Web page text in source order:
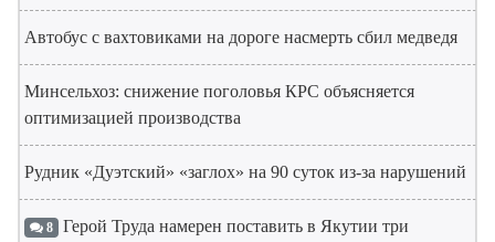
Автобус с вахтовиками на дороге насмерть сбил медведя
Минсельхоз: снижение поголовья КРС объясняется
оптимизацией производства
Рудник «Дуэтский» «заглох» на 90 суток из-за нарушений
8 Герой Труда намерен поставить в Якутии три